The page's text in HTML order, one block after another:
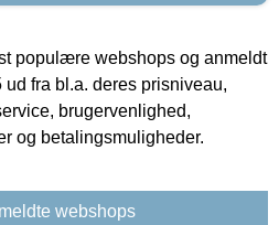
populære webshops og anmeldt
fra bl.a. deres prisniveau,
brugervenlighed,
og betalingsmuligheder.
webshops